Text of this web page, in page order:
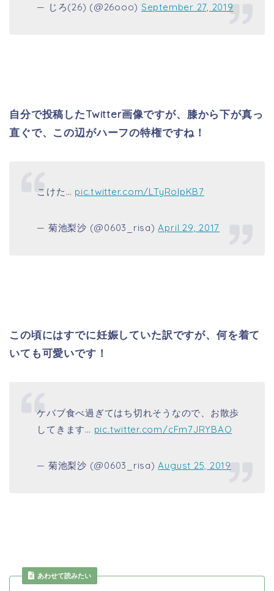
— じろ(26) (@26ooo) September 27, 2019
自分で投稿したTwitter画像ですが、膝から下が真っ
直ぐで、この辺がハーフの特権ですね！
こけた… pic.twitter.com/LTyRolpKB7
— 菊池梨沙 (@0603_risa)April 29, 2017
この頃にはすでに妊娠していた訳ですが、何を着て
いても可愛いです！
ケバブ食べ過ぎてはち切れそうなので、お散歩
してきます… pic.twitter.com/cFm7JRYBAO
— 菊池梨沙 (@0603_risa)August 25, 2019
あわせて読みたい